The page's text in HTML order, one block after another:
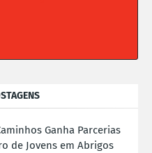
Ganha Parcerias
de Jovens em Abrigos